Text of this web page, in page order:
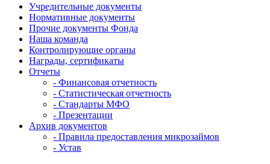
Учредительные документы
Нормативные документы
Прочие документы Фонда
Наша команда
Контролирующие органы
Награды, сертификаты
Отчеты
- Финансовая отчетность
- Статистическая отчетность
- Стандарты МФО
- Презентации
Архив документов
- Правила предоставления микрозаймов
- Устав